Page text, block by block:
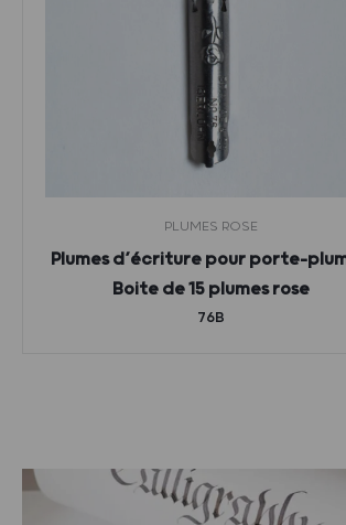
PLUMES ROSE
Plumes d’écriture pour porte-
Boite de 15 plumes rose
76B